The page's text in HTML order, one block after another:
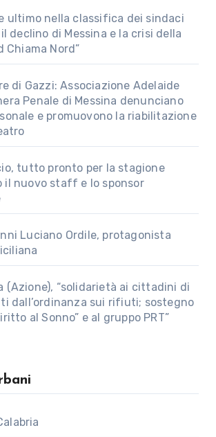
ultimo nella classifica dei sindaci
declino di Messina e la crisi della
Chiama Nord”
di Gazzi: Associazione Adelaide
Penale di Messina denunciano
e promuovono la riabilitazione
tutto pronto per la stagione
il nuovo staff e lo sponsor
Luciano Ordile, protagonista
(Azione), “solidarietà ai cittadini di
dall’ordinanza sui rifiuti; sostegno
al Sonno” e al gruppo PRT”